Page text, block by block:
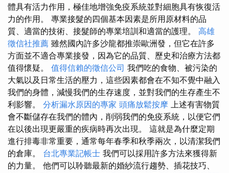
體具有活力作用，極佳地增強免疫系統並對細胞具有恢復活
力的作用。 專業接髮的四個基本因素是所用原材料的品
質、適當的技術、接髮師的專業培訓和適當的護理。 高雄
徵信社推薦 雖然國內許多沙龍都推崇歐洲發，但它在許多
方面並不適合專業接發，因為它的品質、歷史和治療方法都
值得懷疑。 值得信賴的徵信公司 我們吃的食物、被污染的
大氣以及日常生活的壓力，這些因素都會在不知不覺中融入
我們的身體，減慢我們的生存速度，並對我們的生存產生不
利影響。 分析漏水原因的專家 頭痛放鬆按摩 上述有害物質
會不斷儲存在我們的體內，削弱我們的免疫系統，以便它們
在以後出現更嚴重的疾病時再次出現。 這就是為什麼定期
進行排毒非常重要，通常每年春季和秋季兩次，以清潔我們
的倉庫。 台北專業記帳士 我們可以採用許多方法來獲得新
的力量。 他們可以聆聽最新的婚紗流行趨勢、插花技巧、